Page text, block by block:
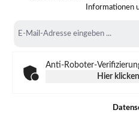
Informationen
Mail-
Anti-Roboter-
Hier klicken